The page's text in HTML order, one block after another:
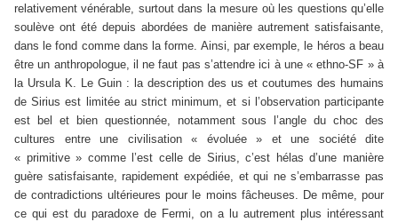
relativement vénérable, surtout dans la mesure où les questions qu’elle
soulève ont été depuis abordées de manière autrement satisfaisante,
dans le fond comme dans la forme. Ainsi, par exemple, le héros a beau
être un anthropologue, il ne faut pas s’attendre ici à une « ethno-SF » à
la Ursula K. Le Guin : la description des us et coutumes des humains
de Sirius est limitée au strict minimum, et si l’observation participante
est bel et bien questionnée, notamment sous l’angle du choc des
cultures entre une civilisation « évoluée » et une société dite
« primitive » comme l’est celle de Sirius, c’est hélas d’une manière
guère satisfaisante, rapidement expédiée, et qui ne s’embarrasse pas
de contradictions ultérieures pour le moins fâcheuses. De même, pour
ce qui est du paradoxe de Fermi, on a lu autrement plus intéressant